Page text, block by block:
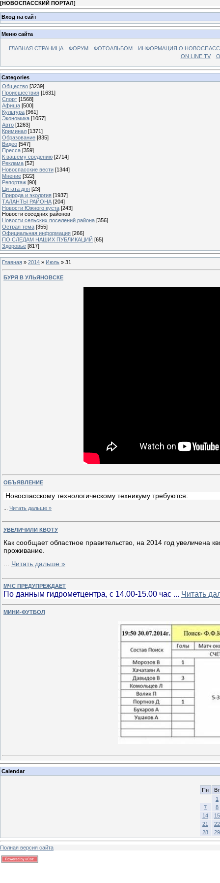
[НОВОСПАССКИЙ ПОРТАЛ]
Вход на сайт
Меню сайта
ГЛАВНАЯ СТРАНИЦА ФОРУМ ФОТОАЛЬБОМ
ИНФОРМАЦИЯ О
ON LINE TV
Categories
Общество [3239]
Происшествия [1631]
Спорт [1568]
Афиша [500]
Культура [961]
Экономика [1057]
Авто [1263]
Криминал [1371]
Образование [835]
Видео [547]
Пресса [359]
К вашему сведению [2714]
Реклама [52]
Новоспасские вести [1344]
Мнение [322]
Репортаж [90]
Цитата дня [23]
Природа и экология [1937]
ТАЛАНТЫ РАЙОНА [204]
Новости Южного куста [243]
Новости соседних районов
Новости сельских поселений района [356]
Острая тема [355]
Официальная информация [266]
ПО СЛЕДАМ НАШИХ ПУБЛИКАЦИЙ [65]
Здоровье [817]
Главная » 2014 » Июль » 31
БУРЯ В УЛЬЯНОВСКЕ
ОБЪЯВЛЕНИЕ
Новоспасскому технологическому техникуму требуются:
Читать дальше »
УВЕЛИЧИЛИ КВОТУ
Как сообщает областное правительство, на 2014 год
проживание.
Читать дальше »
МЧС ПРЕДУПРЕЖДАЕТ
По данным гидрометцентра, с 14.00-15.00 час ... Читать
МИНИ-ФУТБОЛ
Calendar
Пн
Вт
1
7
8
14
15
21
22
28
29
Полная версия сайта